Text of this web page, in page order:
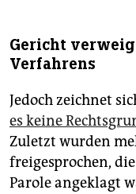
Gericht
Verfahrens
Jedoch zeichnet
es keine
Zuletzt wurden
freigesprochen,
Parole angeklagt